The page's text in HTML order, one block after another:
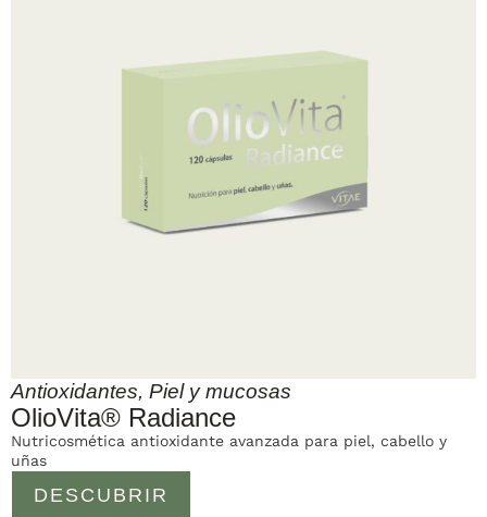
Antioxidantes, Piel y mucosas
OlioVita® Radiance
DESCUBRIR
Nutricosmética antioxidante avanzada para piel, cabello y
uñas